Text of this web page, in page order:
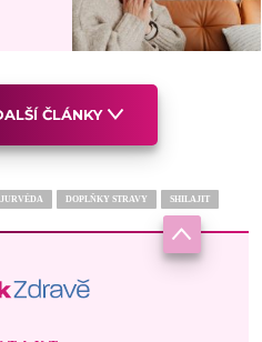
ČLÁNKY
DOPLŇKY STRAVY SHILAJIT